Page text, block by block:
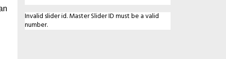
Invalid slider id. Master Slider ID must be a valid
number.